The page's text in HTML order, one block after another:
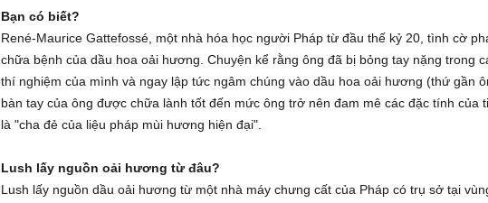
Bạn có biết?
René-Maurice Gattefossé, một nhà hóa học người Pháp từ đầu thế kỷ 20, tình cờ
chữa bệnh của dầu hoa oải hương. Chuyện kể rằng ông đã bị bỏng tay nặng trong
thí nghiệm của mình và ngay lập tức ngâm chúng vào dầu hoa oải hương (thứ gần
bàn tay của ông được chữa lành tốt đến mức ông trở nên đam mê các đặc tính của
là "cha đẻ của liệu pháp mùi hương hiện đại".
Lush lấy nguồn oải hương từ đâu?
Lush lấy nguồn dầu oải hương từ một nhà máy chưng cất của Pháp có trụ sở tại